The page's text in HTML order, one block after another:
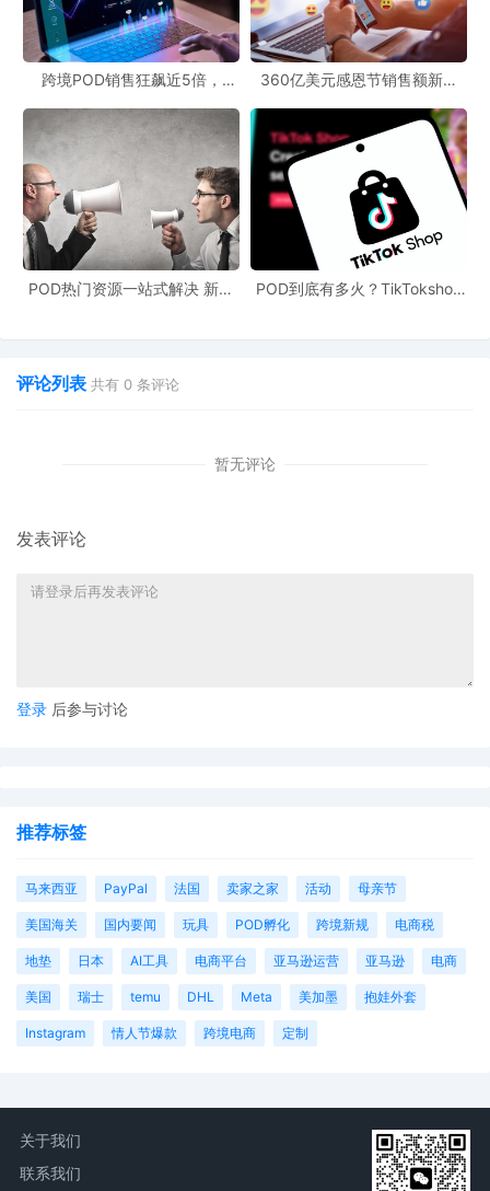
产品功能与适用情境，而非简单堆砌关键词。同时，丰富A+内容、
引导买家留下场景化评论、优化广告关键词结构，都能为系统提供
更丰富的语义参考，从而增加商品被匹配和推荐的机会。
此外，后台生成的提示词列表本身就是一个宝贵的数据金矿。这些
源自用户真实提问的语句，比任何第三方工具都更能反映市场的真
实需求。卖家可以从中洞察系统对自身产品的定位，并将高频出现
的核心词汇反向优化到标题、卖点描述中，使产品与消费者需求贴
合得更紧密。
在POD（按需印刷）跨境电商领域，卖家同样可以借助这一功能提
好地适应新的广告规则。通过优化产品信息，让系统更准确地理解
总而言之，“提示词”功能的推出，不仅是增加了一个广告入口，更预
这一变化，优化商品内容以契合新的推荐逻辑，将成为卖家在下一
跨境电商从业者，都应密切关注这一功能的发展，并及时调整运营
跨境POD销售狂飙近5倍，
360亿美元感恩节销售额新纪
新风潮！
POD热门资源一站式解决 新手
POD到底有多火？TikTokshop
评论列表 共有 0 条评论
暂无评论
发表评论
登录 后参与讨论
推荐标签
马来西亚 PayPal 法国 卖家之家 活动 母亲节
美国海关 国内要闻 玩具 POD孵化 跨境新规 电商税
地垫 日本 AI工具 电商平台 亚马逊运营 亚马逊 电商
美国 瑞士 temu DHL Meta 美加墨 抱娃外套
Instagram 情人节爆款 跨境电商 定制
关于我们
联系我们